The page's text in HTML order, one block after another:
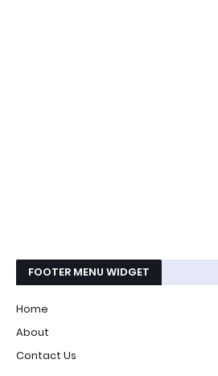
FOOTER MENU WIDGET
Home
About
Contact Us